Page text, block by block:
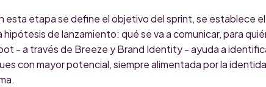
esta etapa se define el objetivo del sprint, se establece el
de lanzamiento: qué se va a comunicar, para
- a través de Breeze y Brand Identity - ayuda a
con mayor potencial, siempre alimentada por la